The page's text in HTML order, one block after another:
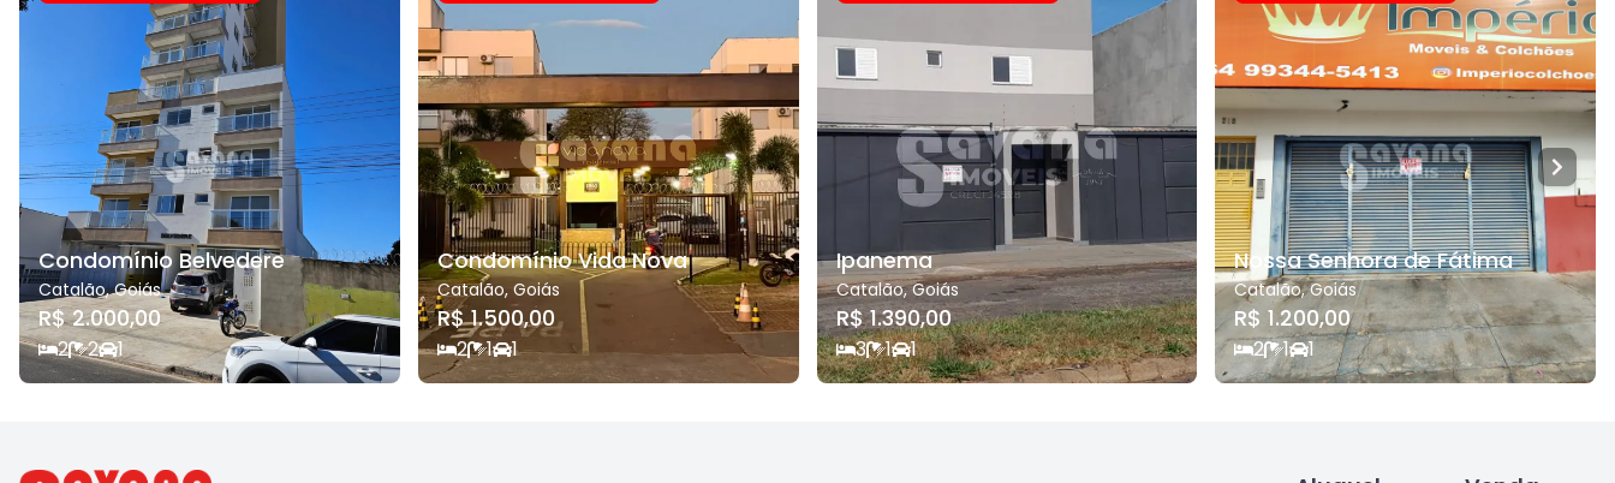
Condomínio Belvedere
Catalão,Goiás
R$ 2.000,00
2 2 1
Condomínio Vida Nova
Catalão, Goiás
R$ 1.500,00
2 1 1
Ipanema
Catalão,Goiás
R$ 1.390,00
3 1 1
Nossa Senhora de Fátima
Catalão,Goiás
R$ 1.200,00
2 1 1